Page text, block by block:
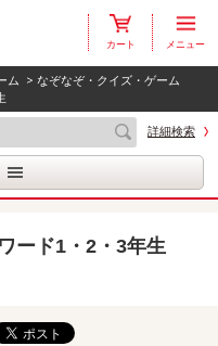
カート メニュー
ム >なぞなぞ・クイズ・ゲーム
詳細検索
ード1・2・3年生